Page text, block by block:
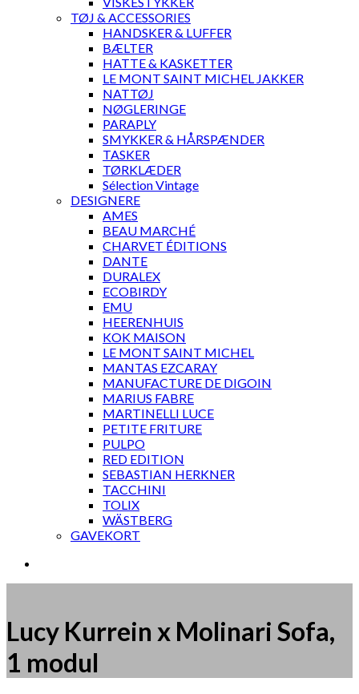
TØJ & ACCESSORIES
HANDSKER & LUFFER
BÆLTER
HATTE & KASKETTER
LE MONT SAINT MICHEL JAKKER
NATTØJ
NØGLERINGE
PARAPLY
SMYKKER & HÅRSPÆNDER
TASKER
TØRKLÆDER
Sélection Vintage
DESIGNERE
AMES
BEAU MARCHÉ
CHARVET ÉDITIONS
DANTE
DURALEX
ECOBIRDY
EMU
HEERENHUIS
KOK MAISON
LE MONT SAINT MICHEL
MANTAS EZCARAY
MANUFACTURE DE DIGOIN
MARIUS FABRE
MARTINELLI LUCE
PETITE FRITURE
PULPO
RED EDITION
SEBASTIAN HERKNER
TACCHINI
TOLIX
WÄSTBERG
GAVEKORT
Lucy Kurrein x Molinari Sofa,
1 modul